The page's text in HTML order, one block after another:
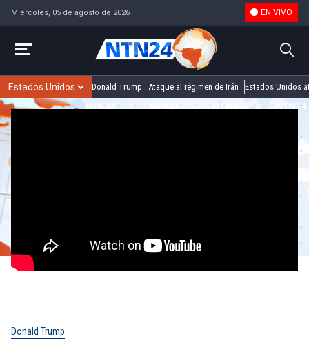
Miércoles, 05 de agosto de 2026 EN VIVO
Donald Trump Ataque al régimen de Irán Estados Unidos
Donald Trump